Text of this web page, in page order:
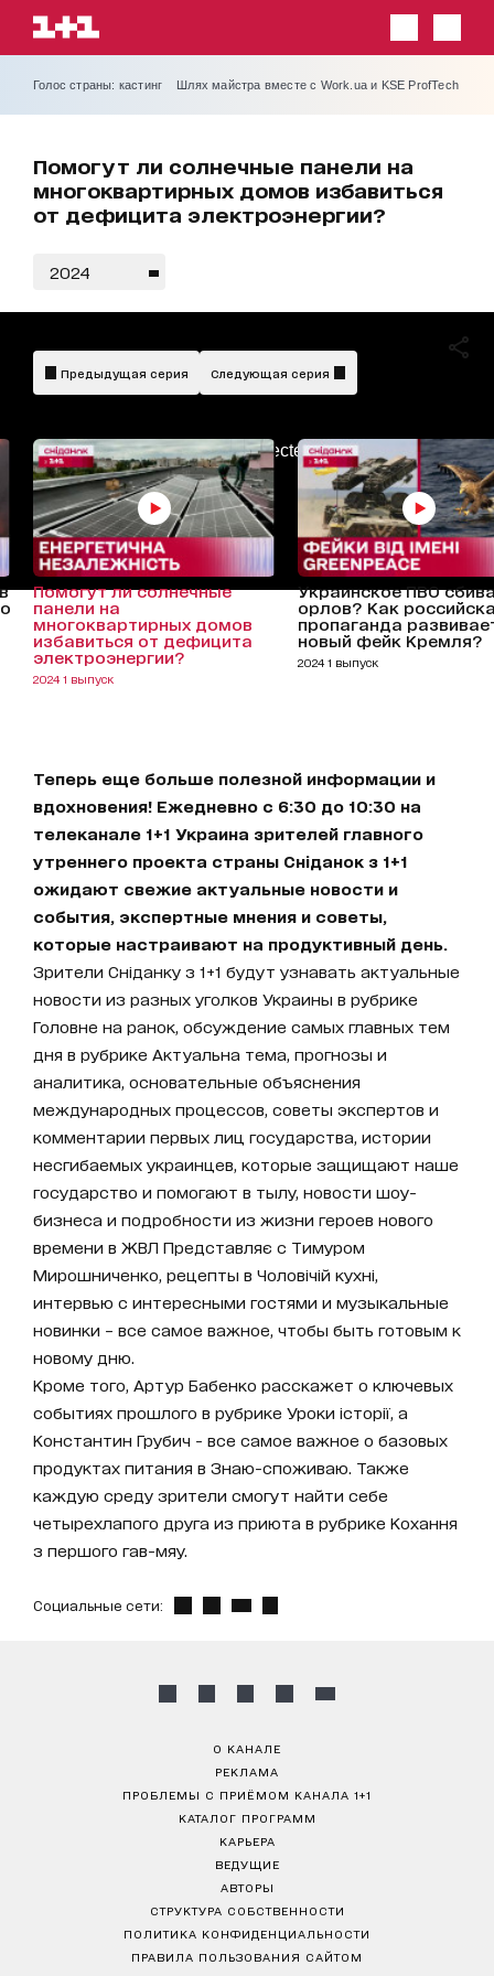
Голос страны: кастинг Шлях майстра вместе с Work.ua и KSE ProfTech
Помогут ли солнечные панели на
многоквартирных домов избавиться
от дефицита электроэнергии?
2024
AdBlockDetected!
Предыдущая серия Следующая серия
Помогут ли солнечные
панели на
многоквартирных домов
избавиться от дефицита
электроэнергии?
2024 1 выпуск
Украинское ПВО
орлов? Как
пропаганда
новый фейк Кремля?
2024 1 выпуск
Теперь еще больше полезной информации и
вдохновения! Ежедневно с 6:30 до 10:30 на
телеканале 1+1 Украина зрителей главного
утреннего проекта страны Сніданок з 1+1
ожидают свежие актуальные новости и
события, экспертные мнения и советы,
которые настраивают на продуктивный день.
Зрители Сніданку з 1+1 будут узнавать актуальные
новости из разных уголков Украины в рубрике
Головне на ранок, обсуждение самых главных тем
дня в рубрике Актуальна тема, прогнозы и
аналитика, основательные объяснения
международных процессов, советы экспертов и
комментарии первых лиц государства, истории
несгибаемых украинцев, которые защищают наше
государство и помогают в тылу, новости шоу-
бизнеса и подробности из жизни героев нового
времени в ЖВЛ Представляє с Тимуром
Мирошниченко, рецепты в Чоловічій кухні,
интервью с интересными гостями и музыкальные
новинки – все самое важное, чтобы быть готовым к
новому дню.
Кроме того, Артур Бабенко расскажет о ключевых
событиях прошлого в рубрике Уроки історії, а
Константин Грубич - все самое важное о базовых
продуктах питания в Знаю-споживаю. Также
каждую среду зрители смогут найти себе
четырехлапого друга из приюта в рубрике Кохання
з першого гав-мяу.
Социальные сети:
О КАНАЛЕ
РЕКЛАМА
ПРОБЛЕМЫ С ПРИЁМОМ КАНАЛА 1+1
КАТАЛОГ ПРОГРАММ
КАРЬЕРА
ВЕДУЩИЕ
АВТОРЫ
СТРУКТУРА СОБСТВЕННОСТИ
ПОЛИТИКА КОНФИДЕНЦИАЛЬНОСТИ
ПРАВИЛА ПОЛЬЗОВАНИЯ САЙТОМ